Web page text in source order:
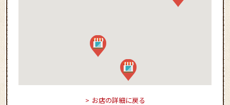
お店の詳細に戻る